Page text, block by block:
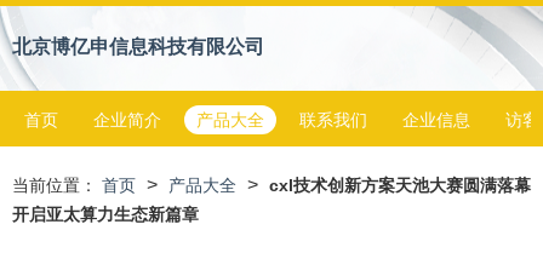
北京博亿申信息科技有限公司
首页 企业简介 产品大全 联系我们 企业信息 访客
当前位置： 首页 > 产品大全 > cxl技术创新方案天池大赛圆满落幕
开启亚太算力生态新篇章